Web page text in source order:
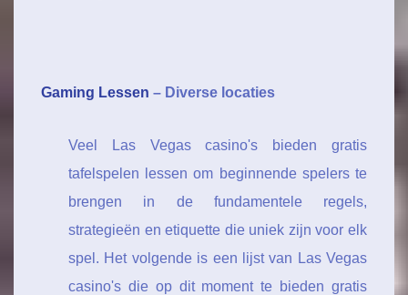
Gaming Lessen – Diverse locaties
Veel Las Vegas casino's bieden gratis
tafelspelen lessen om beginnende spelers te
brengen in de fundamentele regels,
strategieën en etiquette die uniek zijn voor elk
spel. Het volgende is een lijst van Las Vegas
casino's die op dit moment te bieden gratis